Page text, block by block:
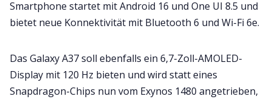
Smartphone startet mit Android 16 und One UI 8.5 und
bietet neue Konnektivität mit Bluetooth 6 und Wi-Fi 6e.
Das Galaxy A37 soll ebenfalls ein 6,7-Zoll-AMOLED-
Display mit 120 Hz bieten und wird statt eines
Snapdragon-Chips nun vom Exynos 1480 angetrieben,